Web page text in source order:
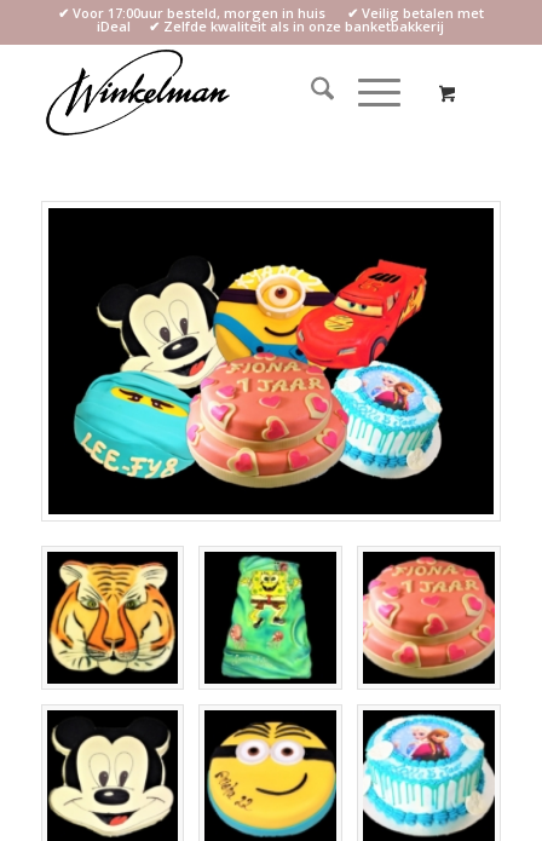
✔ Voor 17:00uur besteld, morgen in huis ✔ Veilig betalen met
iDeal ✔ Zelfde kwaliteit als in onze banketbakkerij